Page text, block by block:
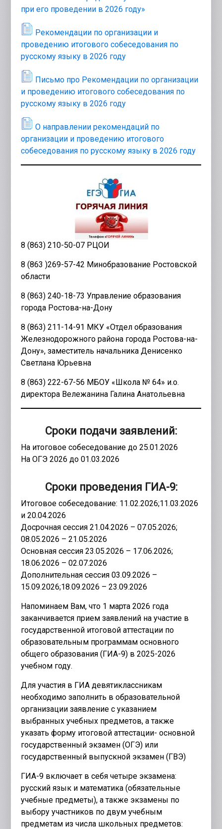
при его проведении в 2026 году»
Рекомендации по организации и
проведению итогового собеседования по
русскому языку в 2026 году
Письмо про Рекомендации по организации
и проведению итогового собеседования по
русскому языку в 2026 году
О направлении рекомендаций по
организации и проведению итогового
собеседования по русскому языку в 2026 году
8 (863) 210-50-07 РЦОИ
8 (863 )269-57-42 Минобразование Ростовской
области
8 (863) 240-18-73 Управление образования
города Ростова-на-Дону
8 (863) 211-14-91 МКУ «Отдел образования
Железнодорожного района города Ростова-на-
Дону», заместитель начальника Денисенко
Светлана Юрьевна
8 (863) 222-67-56 МБОУ «Школа № 64» и.о.
директора Вележанина Галина Анатольевна
Сроки подачи заявлений:
На итоговое собеседование до 25.01.2026
На ОГЭ 2026 до 01.03.2026
Сроки проведения ГИА-9:
Итоговое собеседование: 11.02.2026;11.03.2026
и 20.04.2026
Досрочная сессия 21.04.2026 – 07.05.2026;
08.05.2026 – 21.05.2026
Основная сессия 23.05.2026 – 17.06.2026;
18.06.2026 – 02.07.2026
Дополнительная сессия 03.09.2026 –
15.09.2026;18.09.2026 – 23.09.2026
Напоминаем Вам, что 1 марта 2026 года
заканчивается прием заявлений на участие в
государственной итоговой аттестации по
образовательным программам основного
общего образования (ГИА-9) в 2025-2026
учебном году.
Для участия в ГИА девятиклассникам
необходимо заполнить в образовательной
организации заявление с указанием
выбранных учебных предметов, а также
указать форму итоговой аттестации- основной
государственный экзамен (ОГЭ) или
государственный выпускной экзамен (ГВЭ)
ГИА-9 включает в себя четыре экзамена:
русский язык и математика (обязательные
учебные предметы), а также экзамены по
выбору участников по двум учебным
предметам из числа школьных предметов: